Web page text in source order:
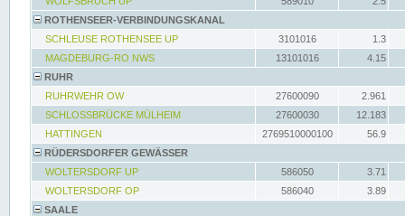
ROTHENSEER-VERBINDUNGSKANAL
SCHLEUSE ROTHENSEE UP
3101016
1.3
MAGDEBURG-RO NWS
13101016
4.15
RUHR
RUHRWEHR OW
27600090
2.961
SCHLOSSBRÜCKE MÜLHEIM
27600030
12.183
HATTINGEN
2769510000100
56.9
RÜDERSDORFER GEWÄSSER
WOLTERSDORF UP
586050
3.71
WOLTERSDORF OP
586040
3.89
SAALE